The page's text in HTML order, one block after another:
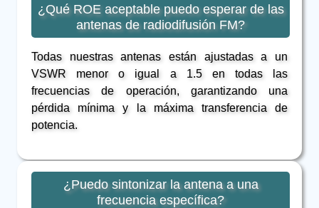
¿Qué ROE aceptable puedo esperar de las
antenas de radiodifusión FM?
Todas nuestras antenas están ajustadas a un
VSWR menor o igual a 1.5 en todas las
frecuencias de operación, garantizando una
pérdida mínima y la máxima transferencia de
potencia.
¿Puedo sintonizar la antena a una
frecuencia específica?